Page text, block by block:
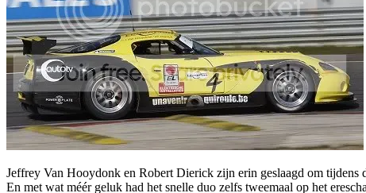
Jeffrey Van Hooydonk en Robert Dierick zijn erin geslaagd om
En met wat méér geluk had het snelle duo zelfs tweemaal op het